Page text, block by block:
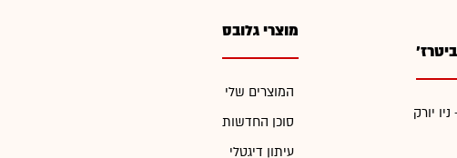
יורק
מוצרי גלובס
המוצרים שלי
סוכן החדשות
עיתון דיגטלי